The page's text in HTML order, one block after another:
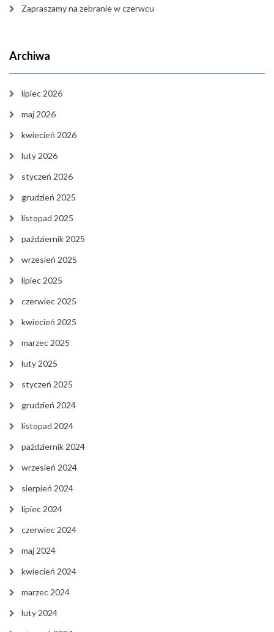
Zapraszamy na zebranie w czerwcu
Archiwa
lipiec 2026
maj 2026
kwiecień 2026
luty 2026
styczeń 2026
grudzień 2025
listopad 2025
październik 2025
wrzesień 2025
lipiec 2025
czerwiec 2025
kwiecień 2025
marzec 2025
luty 2025
styczeń 2025
grudzień 2024
listopad 2024
październik 2024
wrzesień 2024
sierpień 2024
lipiec 2024
czerwiec 2024
maj 2024
kwiecień 2024
marzec 2024
luty 2024